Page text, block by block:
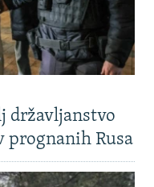
državljanstvo
Rusa